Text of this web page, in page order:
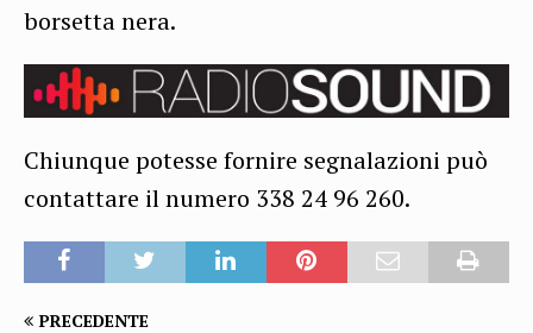
borsetta nera.
Chiunque potesse fornire segnalazioni può
contattare il numero 338 24 96 260.
PRECEDENTE